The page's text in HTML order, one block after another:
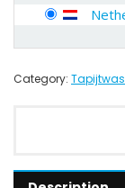
Category: